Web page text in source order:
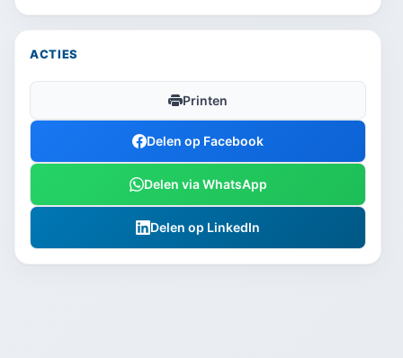
ACTIES
Printen
Delen op Facebook
Delen via WhatsApp
Delen op LinkedIn